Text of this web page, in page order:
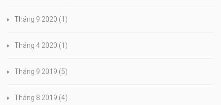
Tháng 9 2020 (1)
Tháng 4 2020 (1)
Tháng 9 2019 (5)
Tháng 8 2019 (4)